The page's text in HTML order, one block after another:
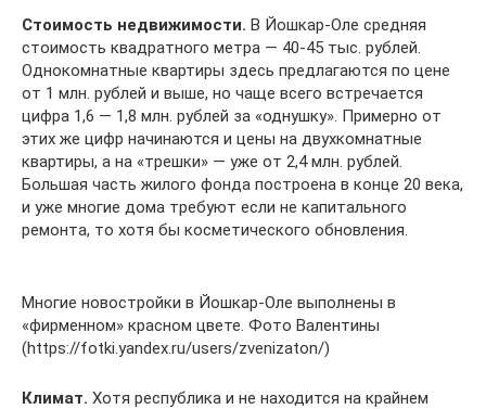
Стоимость недвижимости. В Йошкар-Оле средняя
стоимость квадратного метра — 40-45 тыс. рублей.
Однокомнатные квартиры здесь предлагаются по цене
от 1 млн. рублей и выше, но чаще всего встречается
цифра 1,6 — 1,8 млн. рублей за «однушку». Примерно от
этих же цифр начинаются и цены на двухкомнатные
квартиры, а на «трешки» — уже от 2,4 млн. рублей.
Большая часть жилого фонда построена в конце 20 века,
и уже многие дома требуют если не капитального
ремонта, то хотя бы косметического обновления.
Многие новостройки в Йошкар-Оле выполнены в
«фирменном» красном цвете. Фото Валентины
(https://fotki.yandex.ru/users/zvenizaton/)
Климат. Хотя республика и не находится на крайнем